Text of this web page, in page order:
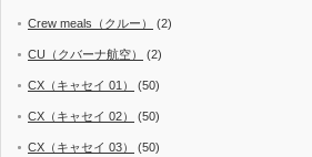
Crew meals（クルー） (2)
CU（クバーナ航空） (2)
CX（キャセイ 01） (50)
CX（キャセイ 02） (50)
CX（キャセイ 03） (50)